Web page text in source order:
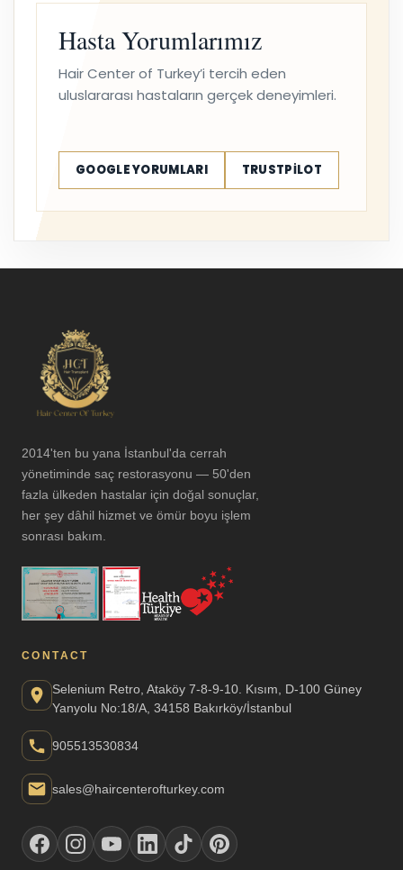
Hasta Yorumlarımız
Hair Center of Turkey’i tercih eden
uluslararası hastaların gerçek deneyimleri.
GOOGLE YORUMLARI TRUSTPILOT
2014'ten bu yana İstanbul'da cerrah
yönetiminde saç restorasyonu — 50'den
fazla ülkeden hastalar için doğal sonuçlar,
her şey dâhil hizmet ve ömür boyu işlem
sonrası bakım.
CONTACT
Selenium Retro, Ataköy 7-8-9-10. Kısım, D-100 Güney
Yanyolu No:18/A, 34158 Bakırköy/İstanbul
905513530834
sales@haircenterofturkey.com